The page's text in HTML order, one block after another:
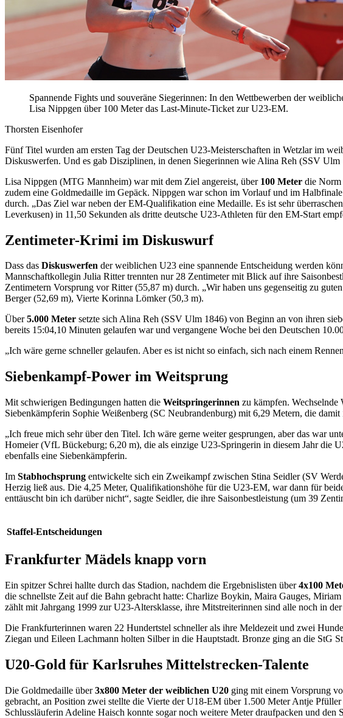
Spannende Fights und souveräne Siegerinnen: In den Wettbewerben der
Lisa Nippgen über 100 Meter das Last-Minute-Ticket zur U23-EM.
Thorsten Eisenhofer
Fünf Titel wurden am ersten Tag der Deutschen U23-Meisterschaften in Wetzlar im
Diskuswerfen. Und es gab Disziplinen, in denen Siegerinnen wie Alina Reh (SSV
Lisa Nippgen (MTG Mannheim) war mit dem Ziel angereist, über 100 Meter die Norm
zudem eine Goldmedaille im Gepäck. Nippgen war schon im Vorlauf und im
durch. „Das Ziel war neben der EM-Qualifikation eine Medaille. Es ist sehr
Leverkusen) in 11,50 Sekunden als dritte deutsche U23-Athleten für den EM-Start
Zentimeter-Krimi im Diskuswurf
Dass das Diskuswerfen der weiblichen U23 eine spannende Entscheidung werden
Mannschaftkollegin Julia Ritter trennten nur 28 Zentimeter mit Blick auf ihre
Zentimetern Vorsprung vor Ritter (55,87 m) durch. „Wir haben uns gegenseitig zu
Berger (52,69 m), Vierte Korinna Lömker (50,3 m).
Über5.000 Meter setzte sich Alina Reh (SSV Ulm 1846) von Beginn an von ihren
bereits 15:04,10 Minuten gelaufen war und vergangene Woche bei den Deutschen
„Ich wäre gerne schneller gelaufen. Aber es ist nicht so einfach, sich nach einem
Siebenkampf-Power im Weitsprung
Mit schwierigen Bedingungen hatten die Weitspringerinnen zu kämpfen.
Siebenkämpferin Sophie Weißenberg (SC Neubrandenburg) mit 6,29 Metern, die
„Ich freue mich sehr über den Titel. Ich wäre gerne weiter gesprungen, aber das war
Homeier (VfL Bückeburg; 6,20 m), die als einzige U23-Springerin in diesem Jahr die
ebenfalls eine Siebenkämpferin.
Im Stabhochsprung entwickelte sich ein Zweikampf zwischen Stina Seidler (SV
Herzig ließ aus. Die 4,25 Meter, Qualifikationshöhe für die U23-EM, war dann für
enttäuscht bin ich darüber nicht“, sagte Seidler, die ihre Saisonbestleistung (um 39
Staffel-Entscheidungen
Frankfurter Mädels knapp vorn
Ein spitzer Schrei hallte durch das Stadion, nachdem die Ergebnislisten über4x100
die schnellste Zeit auf die Bahn gebracht hatte: Charlize Boykin, Maira Gauges,
zählt mit Jahrgang 1999 zur U23-Altersklasse, ihre Mitstreiterinnen sind alle noch in
Die Frankfurterinnen waren 22 Hundertstel schneller als ihre Meldezeit und zwei
Ziegan und Eileen Lachmann holten Silber in die Hauptstadt. Bronze ging an die StG
U20-Gold für Karlsruhes Mittelstrecken-Talente
Die Goldmedaille über3x800 Meter der weiblichen U20 ging mit einem Vorsprung
gebracht, an Position zwei stellte die Vierte der U18-EM über 1.500 Meter Antje
Schlussläuferin Adeline Haisch konnte sogar noch weitere Meter draufpacken und